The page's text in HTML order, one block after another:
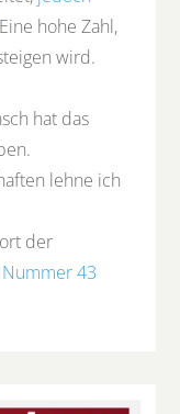
hohe Zahl,
wird.
hat das
lehne ich
der
43